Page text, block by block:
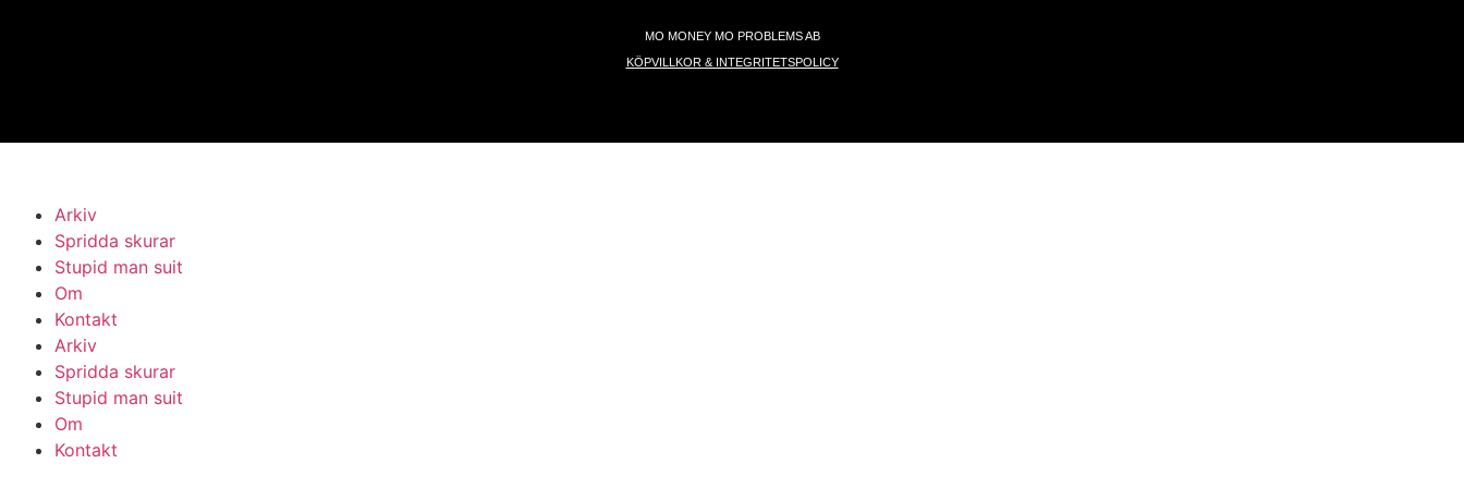
MO MONEY MO PROBLEMS AB
KÖPVILLKOR & INTEGRITETSPOLICY
Arkiv
Spridda skurar
Stupid man suit
Om
Kontakt
Arkiv
Spridda skurar
Stupid man suit
Om
Kontakt